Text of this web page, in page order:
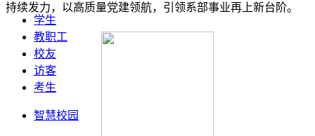
学生
教职工
校友
访客
考生
智慧校园
持续发力，以高质量党建领航，引领系部事业再上新台阶。